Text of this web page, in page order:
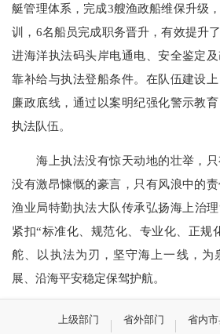
艇管理体系，完成3艘渔政船维保升级
训，6名船员完成职务晋升，有效提升
进海洋执法码头岸电通电、安全鉴定
靠补给与执法登船条件。在队伍建设
廉政底线，通过以案明纪强化警示教
执法队伍。
海上执法没有惊天动地的壮举，只
没有激昂慷慨的豪言，只有风浪中的
渔业局特勤执法大队传承弘扬海上治理
紧扣“标准化、规范化、专业化、正规
舵、以执法为刃，坚守海上一线，为
展、沿海平安稳定保驾护航。
上级部门 省外部门 省内